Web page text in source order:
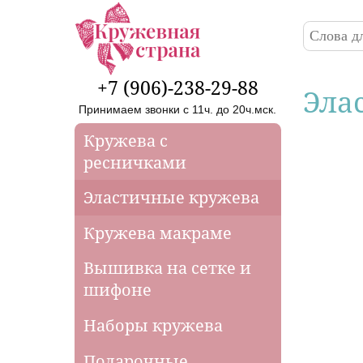
Перейти к основному содержанию
Форма
Поиск
+7 (906)-238-29-88
Принимаем звонки с 11ч. до 20ч.мск.
Кружева с
ресничками
Эластичные кружева
Кружева макраме
Вышивка на сетке и
шифоне
Наборы кружева